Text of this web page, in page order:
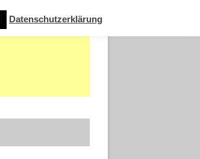
Datenschutzerklärung